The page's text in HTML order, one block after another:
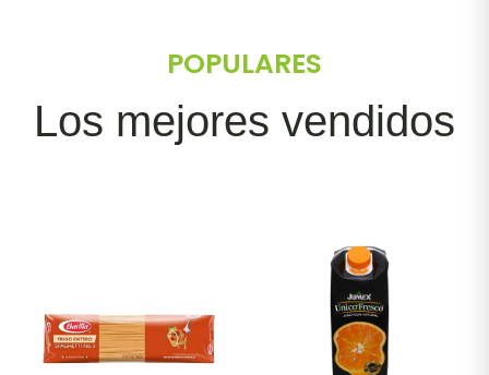
POPULARES
Los mejores vendidos